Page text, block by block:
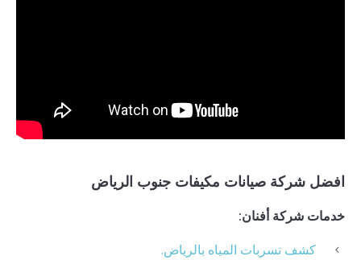
افضل شركة صيانات مكيفات جنوب الرياض
خدمات شركة أفنان:
كشف تسربات المياه بالرياض.